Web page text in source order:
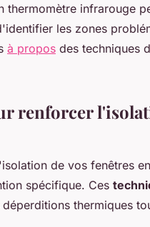
infrarouge
les zones
à propos des techniques
renforcer
de vos fenêtres
spécifique. Ces
thermiques